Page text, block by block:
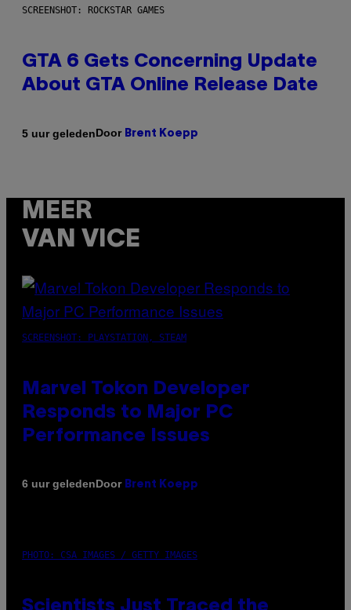
SCREENSHOT: ROCKSTAR GAMES
GTA 6 Gets Concerning Update
About GTA Online Release Date
5 uur geledenDoor Brent Koepp
MEER
VAN VICE
SCREENSHOT: PLAYSTATION, STEAM
Marvel Tokon Developer
Responds to Major PC
Performance Issues
6 uur geledenDoor Brent Koepp
PHOTO: CSA IMAGES / GETTY IMAGES